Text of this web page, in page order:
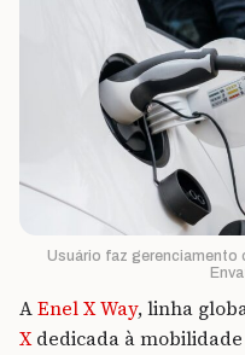
Usuário faz gerenciamento
AEnel X Way, linha
Xdedicada à